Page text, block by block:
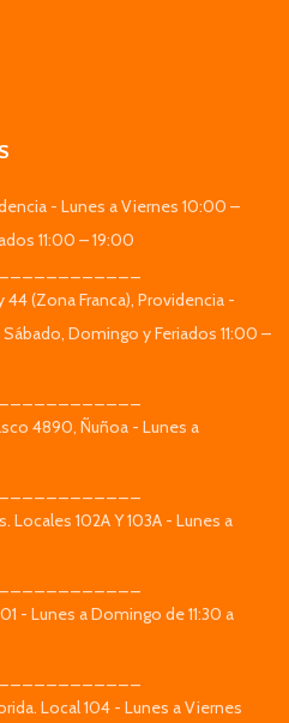
- Lunes a Viernes 10:00 –
11:00 – 19:00
44 (Zona Franca), Providencia -
Domingo y Feriados 11:00 –
4890, Ñuñoa - Lunes a
Locales 102A Y 103A - Lunes a
- Lunes a Domingo de 11:30 a
Local 104 - Lunes a Viernes